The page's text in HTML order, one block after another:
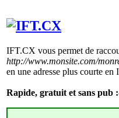
IFT.CX vous permet de
http://www.monsite.com/
en une adresse plus courte en
Rapide, gratuit et sans pub